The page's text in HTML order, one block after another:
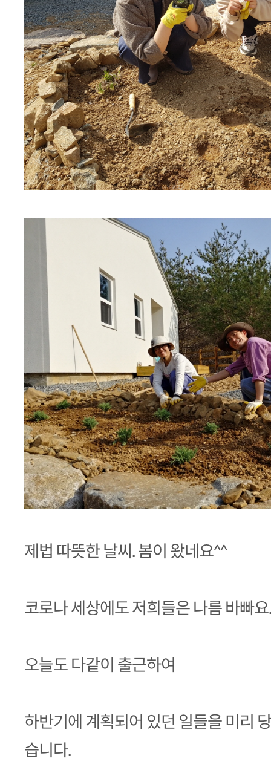
제법 따뜻한 날씨. 봄이 왔네요^^
코로나 세상에도 저희들은 나름 바빠요.
오늘도 다같이 출근하여
하반기에 계획되어 있던 일들을 미리
습니다.